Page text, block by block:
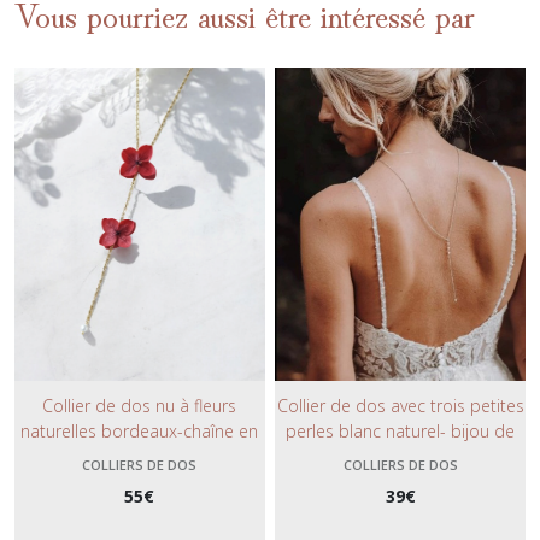
Vous pourriez aussi être intéressé par
Collier de dos nu à fleurs
naturelles bordeaux-chaîne en
acier or ou argent- bijou fleuri
COLLIERS DE DOS
55€
Collier de dos avec trois petites
perles blanc naturel- bijou de
mariage discret, tendance
COLLIERS DE DOS
39€